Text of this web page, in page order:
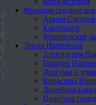
Франция средние
Армия
Каролинги
Французские
Эпоха Наполеона
Артиллерия
Гвардия
Драгуны и
Кирасиры
Линейная
Почетная